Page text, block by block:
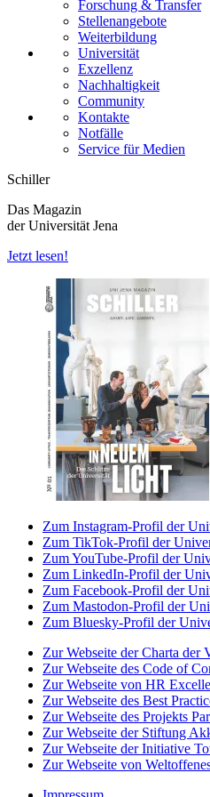
Forschung & Transfer
Stellenangebote
Weiterbildung
Universität
Exzellenz
Nachhaltigkeit
Community
Kontakte
Notfälle
Service für Medien
Schiller
Das Magazin
der Universität Jena
Jetzt lesen!
Zum Instagram-Profil der
Zum TikTok-Profil der
Zum YouTube-Profil der
Zum LinkedIn-Profil der
Zum Facebook-Profil der
Zum Mastodon-Profil der
Zum Bluesky-Profil der
Zur Webseite der Charta der
Zur Webseite des Code of
Zur Webseite von HR
Zur Webseite des Best
Zur Webseite des Projekts
Zur Webseite der Stiftung
Zur Webseite der Initiative
Zur Webseite von